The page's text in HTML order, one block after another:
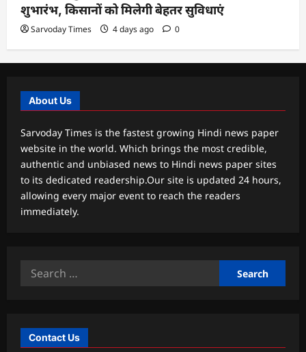
शुभारंभ, किसानों को मिलेगी बेहतर सुविधाएं
Sarvoday Times 4 days ago 0
About Us
Sarvoday Times is the fastest growing Hindi news paper
website in the world. Which brings the most credible,
authentic and unbiased news to Hindi news paper sites
to its dedicated readership.Our site is updated 24 hours,
allowing every major event to reach the readers
immediately.
Search
Contact Us